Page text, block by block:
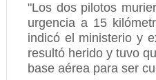
"Los dos pilotos
urgencia a 15
indicó el ministerio y
resultó herido y tuvo
base aérea para ser